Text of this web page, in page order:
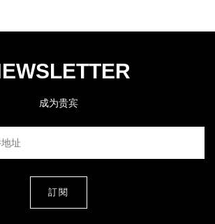
成为贵宾